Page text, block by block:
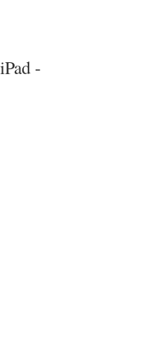
iPad -